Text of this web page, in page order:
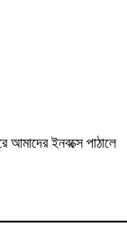
আমাদের ইনবক্সে পাঠালে